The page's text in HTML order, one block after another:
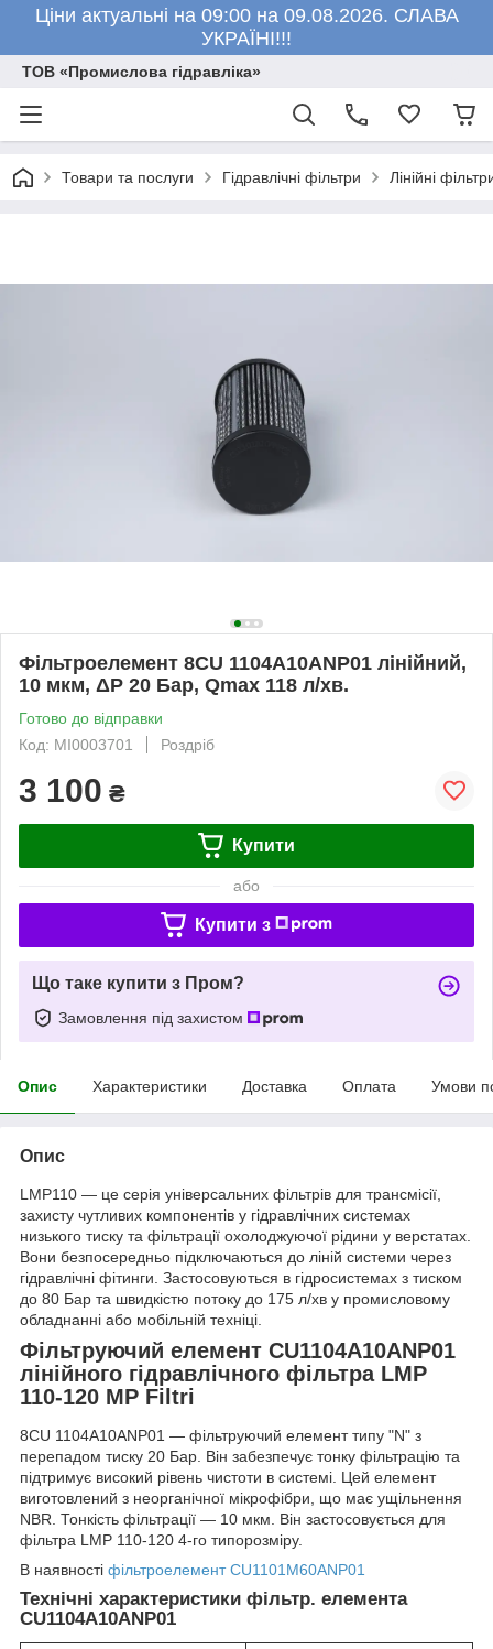
Ціни актуальні на 09:00 на 09.08.2026. СЛАВА
УКРАЇНІ!!!
ТОВ «Промислова гідравліка»
Товари та послуги Гідравлічні фільтри Лінійні
Фільтроелемент 8CU 1104A10ANP01 лінійний,
10 мкм, ΔP 20 Бар, Qmax 118 л/хв.
Готово до відправки
Код: MI0003701
Роздріб
3 100 ₴
Купити
або
Купити з
Що таке купити з Пром?
Замовлення під захистом
Опис Характеристики Доставка Оплата Умови
Опис
LMP110 — це серія універсальних фільтрів для трансмісії,
захисту чутливих компонентів у гідравлічних системах
низького тиску та фільтрації охолоджуючої рідини у верстатах.
Вони безпосередньо підключаються до ліній системи через
гідравлічні фітинги. Застосовуються в гідросистемах з тиском
до 80 Бар та швидкістю потоку до 175 л/хв у промисловому
обладнанні або мобільній техніці.
Фільтруючий елемент CU1104A10ANP01
лінійного гідравлічного фільтра LMP
110-120 MP Filtri
8CU 1104A10ANP01 — фільтруючий елемент типу "N" з
перепадом тиску 20 Бар. Він забезпечує тонку фільтрацію та
підтримує високий рівень чистоти в системі. Цей елемент
виготовлений з неорганічної мікрофібри, що має ущільнення
NBR. Тонкість фільтрації — 10 мкм. Він застосовується для
фільтра LMP 110-120 4-го типорозміру.
В наявності фільтроелемент CU1101M60ANP01
Технічні характеристики фільтр. елемента
CU1104A10ANP01